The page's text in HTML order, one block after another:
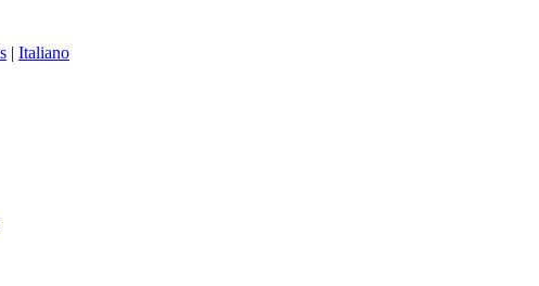
| Italiano